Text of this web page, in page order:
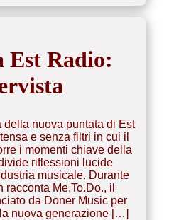
Est Radio:
della nuova puntata di Est
e senza filtri in cui il
i momenti chiave della
riflessioni lucide
musicale. Durante
racconta Me.To.Do., il
da Doner Music per
nuova generazione […]